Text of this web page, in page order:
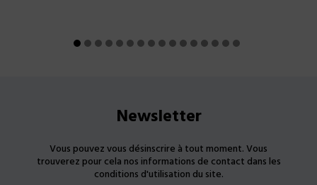
Newsletter
Vous pouvez vous désinscrire à tout moment. Vous
trouverez pour cela nos informations de contact dans les
conditions d'utilisation du site.